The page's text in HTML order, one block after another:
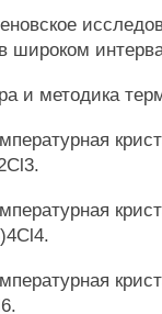
широком
и методика